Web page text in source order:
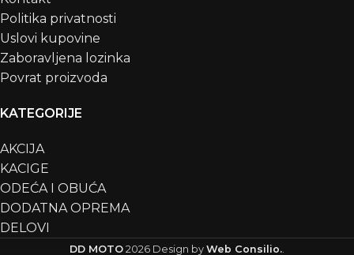
Politika privatnosti
Uslovi kupovine
Zaboravljena lozinka
Povrat proizvoda
KATEGORIJE
AKCIJA
KACIGE
ODEĆA I OBUĆA
DODATNA OPREMA
DELOVI
DD MOTO 2026 Design by Web Consilio.